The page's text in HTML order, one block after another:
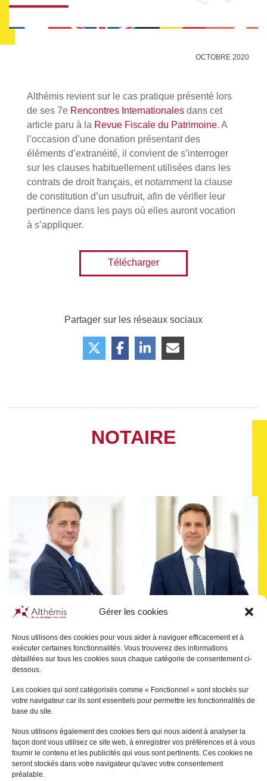
Gérer les cookies
Nous utilisons des cookies pour vous aider à naviguer efficacement et à
exécuter certaines fonctionnalités. Vous trouverez des informations
détaillées sur tous les cookies sous chaque catégorie de consentement ci-
dessous.
Les cookies qui sont catégorisés comme « Fonctionnel » sont stockés sur
votre navigateur car ils sont essentiels pour permettre les fonctionnalités de
base du site.
Nous utilisons également des cookies tiers qui nous aident à analyser la
façon dont vous utilisez ce site web, à enregistrer vos préférences et à vous
fournir le contenu et les publicités qui vous sont pertinents. Ces cookies ne
seront stockés dans votre navigateur qu'avec votre consentement
préalable.
OCTOBRE 2020
Althémis revient sur le cas pratique présenté lors
de ses 7e Rencontres Internationales dans cet
article paru à la Revue Fiscale du Patrimoine. A
l’occasion d’une donation présentant des
éléments d’extranéité, il convient de s’interroger
sur les clauses habituellement utilisées dans les
contrats de droit français, et notamment la clause
de constitution d’un usufruit, afin de vérifier leur
pertinence dans les pays où elles auront vocation
à s’appliquer.
Télécharger
Partager sur les réseaux sociaux
NOTAIRE
PascalJULIEN SAINT-
AMAND
PARIS
BertrandSAVOURÉ
+